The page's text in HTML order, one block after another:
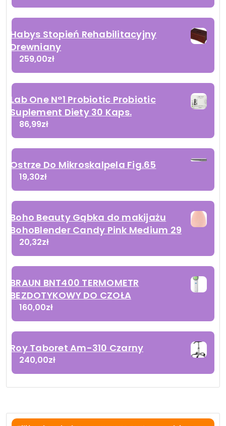
Habys Stopień Rehabilitacyjny
Drewniany
259,00zł
Lab One N°1 Probiotic Probiotic
Suplement Diety 30 Kaps.
86,99zł
Ostrze Do Mikroskalpela Fig.65
19,30zł
Boho Beauty Gąbka do makijażu
BohoBlender Candy Pink Medium 29
20,32zł
BRAUN BNT400 TERMOMETR
BEZDOTYKOWY DO CZOŁA
160,00zł
Roy Taboret Am-310 Czarny
240,00zł